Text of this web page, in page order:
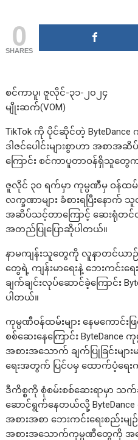
0
SHARES
စင်ကာပူ၊ ဇူလိုင်-၃၁-၂၀၂၄
မျိုးဆက်(VOM)
TikTok ကို ပိုင်ဆိုင်တဲ့
ဒါဇင်ပေါင်းများစွာဟာ အစာအ
ကြောင်း စင်ကာပူတာဝန်ရှိသူတွေက
ဇူလိုင် ၃၀ ရက်မှာ ကုမ္ပဏီမှ ဝန်ထမ်
လက္ခဏာများ ခံစားရပြီးနော
အဆိပ်သင့်တာကြောင့် ဆေးရုံတင်
အတည်ပြုပြောဆိုပါတယ်။
နာမကျန်းသူတွေကို လူနာတင်ယာဉ်
တွေရဲ့ ကျန်းမာရေးနဲ့ ဘေးကင်
ချက်ချင်းလုပ်ဆောင်ခဲ့ကြောင်း
ပါတယ်။
ကုမ္ပဏီဝန်ထမ်းများ နေမကောင်း
စစ်ဆေးနေကြောင်း
အစားအသောက် ချက်ပြုခြင်းမ
ရေးအတွက် ပြင်ပမှ ထောက်ပံ့ရေ
ဒီကိစ္စကို စုံစမ်းစစ်ဆေးရာမှာ သ
ဆောင်ရွက်နေတယ်လို့ ByteDance
အစားအစာ ဘေးကင်းရေးစည်းမ
အစားအသောက်ကုမ္ပဏီတွေကို